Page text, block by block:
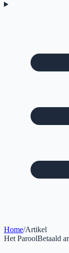
Home/Artikel
Het ParoolBetaald